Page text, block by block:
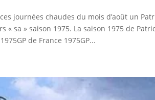
journées chaudes du mois d’août un
« sa » saison 1975. La saison 1975 de
de France 1975GP...